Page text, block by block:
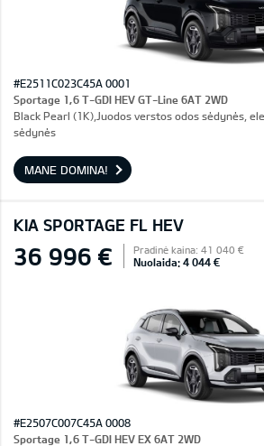
#E2511C023C45A 0001
Sportage 1,6 T-GDI HEV GT-Line 6AT 2WD
Black Pearl (1K),Juodos verstos odos sėdynės,
sėdynės
MANE DOMINA!
KIA SPORTAGE FL HEV
36 996 € Pradinė kaina: 41 040 €
Nuolaida: 4 044 €
#E2507C007C45A 0008
Sportage 1,6 T-GDI HEV EX 6AT 2WD